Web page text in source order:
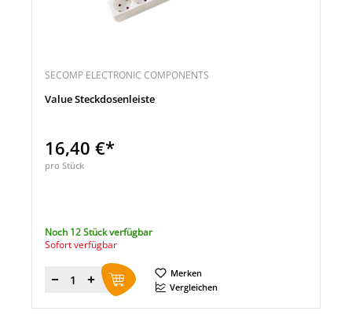
SECOMP ELECTRONIC COMPONENTS
Value Steckdosenleiste
16,40 €*
pro Stück
Noch 12 Stück verfügbar
Sofort verfügbar
Menge
Merken
Vergleichen